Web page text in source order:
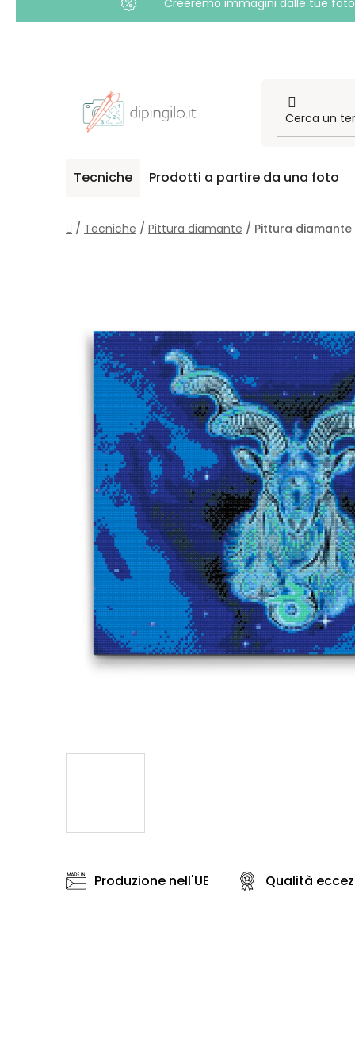
Creeremo immagini dalle tue foto
Tecniche Prodotti a partire da una foto
Casa
/ Tecniche / Pittura diamante / Pittura
Produzione nell'UE Qualità